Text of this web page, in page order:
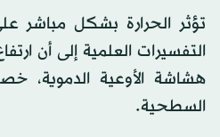
تؤثر الحرارة بشكل مباشر
التفسيرات العلمية إلى أن
هشاشة الأوعية الدموية،
السطحية.